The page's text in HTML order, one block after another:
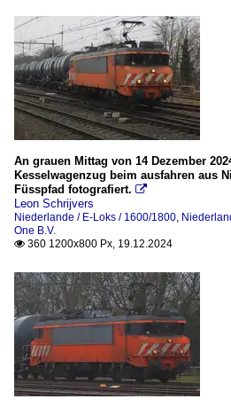
An grauen Mittag von 14 Dezember
Kesselwagenzug beim ausfahren aus
Füsspfad fotografiert. 
Leon Schrijvers
Niederlande / E-Loks / 1600/1800,
One B.V.
 360 1200x800 Px, 19.12.2024